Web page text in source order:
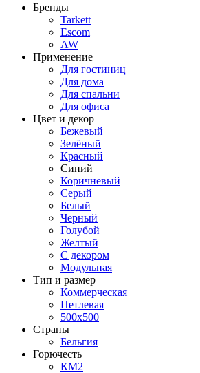
Бренды
Tarkett
Escom
AW
Применение
Для гостиниц
Для дома
Для спальни
Для офиса
Цвет и декор
Бежевый
Зелёный
Красный
Синий
Коричневый
Серый
Белый
Черный
Голубой
Желтый
С декором
Модульная
Тип и размер
Коммерческая
Петлевая
500х500
Страны
Бельгия
Горючесть
КМ2